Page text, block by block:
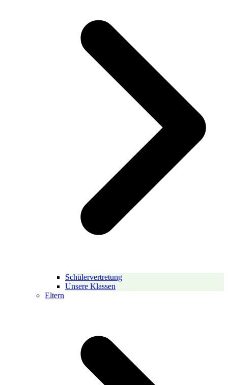
Schülervertretung
Unsere Klassen
Eltern